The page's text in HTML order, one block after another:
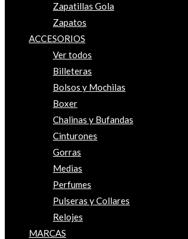
Zapatillas Gola
Zapatos
ACCESORIOS
Ver todos
Billeteras
Bolsos y Mochilas
Boxer
Chalinas y Bufandas
Cinturones
Gorras
Medias
Perfumes
Pulseras y Collares
Relojes
MARCAS